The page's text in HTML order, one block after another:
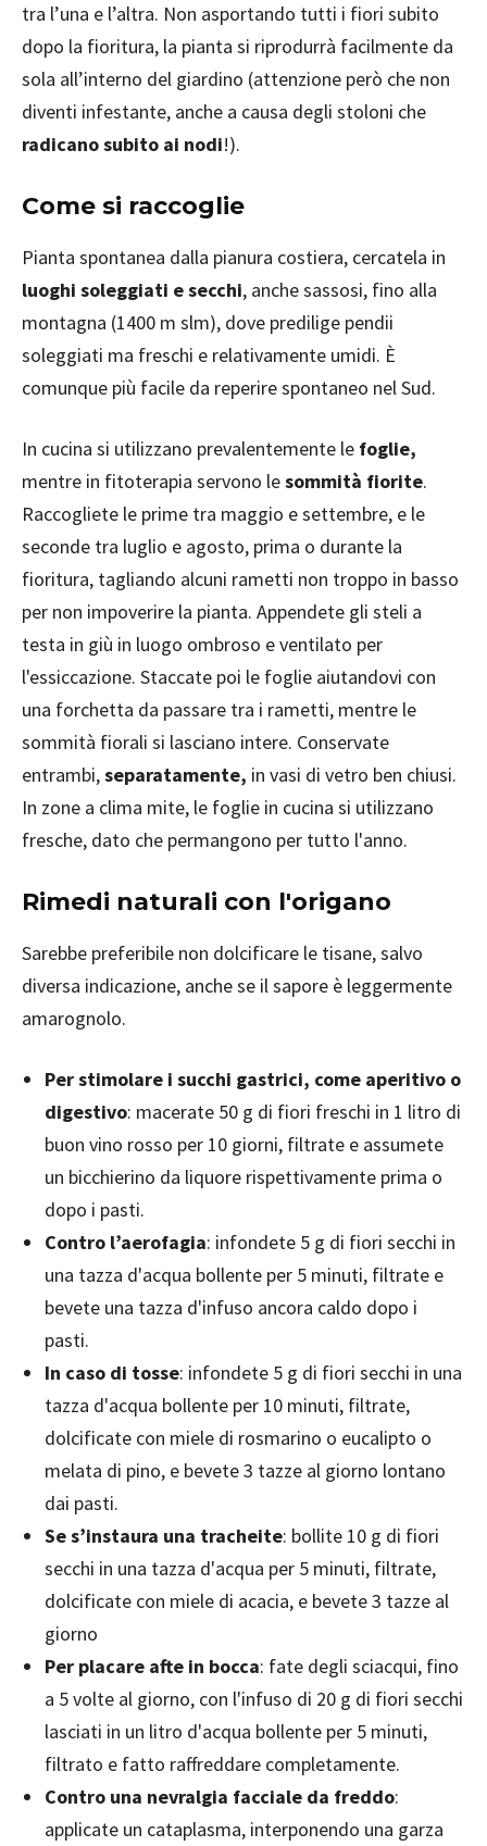
tra l’una e l’altra. Non asportando tutti i fiori subito
dopo la fioritura, la pianta si riprodurrà facilmente da
sola all’interno del giardino (attenzione però che non
diventi infestante, anche a causa degli stoloni che
radicano subito ai nodi!).
Come si raccoglie
Pianta spontanea dalla pianura costiera, cercatela in
luoghi soleggiati e secchi, anche sassosi, fino alla
montagna (1400 m slm), dove predilige pendii
soleggiati ma freschi e relativamente umidi. È
comunque più facile da reperire spontaneo nel Sud.
In cucina si utilizzano prevalentemente le foglie,
mentre in fitoterapia servono lesommità fiorite.
Raccogliete le prime tra maggio e settembre, e le
seconde tra luglio e agosto, prima o durante la
fioritura, tagliando alcuni rametti non troppo in basso
per non impoverire la pianta. Appendete gli steli a
testa in giù in luogo ombroso e ventilato per
l'essiccazione. Staccate poi le foglie aiutandovi con
una forchetta da passare tra i rametti, mentre le
sommità fiorali si lasciano intere. Conservate
entrambi,separatamente, in vasi di vetro ben chiusi.
In zone a clima mite, le foglie in cucina si utilizzano
fresche, dato che permangono per tutto l'anno.
Rimedi naturali con l'origano
Sarebbe preferibile non dolcificare le tisane, salvo
diversa indicazione, anche se il sapore è leggermente
amarognolo.
Per stimolare i succhi gastrici, come aperitivo o
digestivo: macerate 50 g di fiori freschi in 1 litro di
buon vino rosso per 10 giorni, filtrate e assumete
un bicchierino da liquore rispettivamente prima o
dopo i pasti.
Contro l’aerofagia: infondete 5 g di fiori secchi in
una tazza d'acqua bollente per 5 minuti, filtrate e
bevete una tazza d'infuso ancora caldo dopo i
pasti.
In caso di tosse: infondete 5 g di fiori secchi in una
tazza d'acqua bollente per 10 minuti, filtrate,
dolcificate con miele di rosmarino o eucalipto o
melata di pino, e bevete 3 tazze al giorno lontano
dai pasti.
Se s’instaura una tracheite: bollite 10 g di fiori
secchi in una tazza d'acqua per 5 minuti, filtrate,
dolcificate con miele di acacia, e bevete 3 tazze al
giorno
Per placare afte in bocca: fate degli sciacqui, fino
a 5 volte al giorno, con l'infuso di 20 g di fiori secchi
lasciati in un litro d'acqua bollente per 5 minuti,
filtrato e fatto raffreddare completamente.
Contro una nevralgia facciale da freddo:
applicate un cataplasma, interponendo una garza